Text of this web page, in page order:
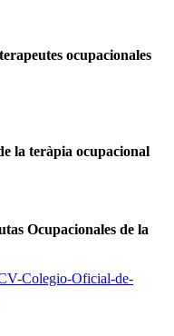
ocupacionales
la teràpia ocupacional
Ocupacionales de la
Colegio-Oficial-de-